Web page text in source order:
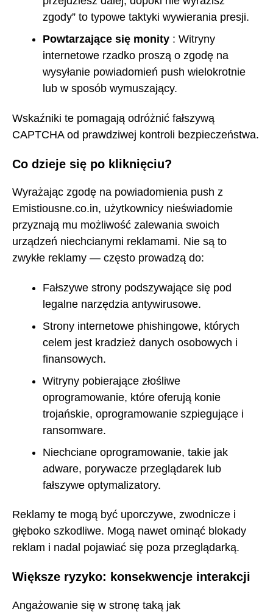
zgody” to typowe taktyki wywierania presji.
Powtarzające się monity : Witryny
internetowe rzadko proszą o zgodę na
wysyłanie powiadomień push wielokrotnie
lub w sposób wymuszający.
Wskaźniki te pomagają odróżnić fałszywą
CAPTCHA od prawdziwej kontroli bezpieczeństwa.
Co dzieje się po kliknięciu?
Wyrażając zgodę na powiadomienia push z
Emistiousne.co.in, użytkownicy nieświadomie
przyznają mu możliwość zalewania swoich
urządzeń niechcianymi reklamami. Nie są to
zwykłe reklamy — często prowadzą do:
Fałszywe strony podszywające się pod
legalne narzędzia antywirusowe.
Strony internetowe phishingowe, których
celem jest kradzież danych osobowych i
finansowych.
Witryny pobierające złośliwe
oprogramowanie, które oferują konie
trojańskie, oprogramowanie szpiegujące i
ransomware.
Niechciane oprogramowanie, takie jak
adware, porywacze przeglądarek lub
fałszywe optymalizatory.
Reklamy te mogą być uporczywe, zwodnicze i
głęboko szkodliwe. Mogą nawet ominąć blokady
reklam i nadal pojawiać się poza przeglądarką.
Większe ryzyko: konsekwencje interakcji
Angażowanie się w stronę taką jak